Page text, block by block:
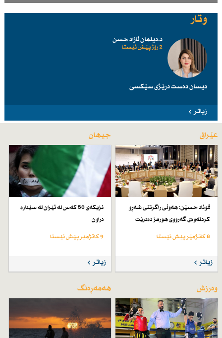
وتار
د.دیلمان ئازاد حسن
2 رۆژ پێش ئێستا
دیسان دەست درێژی سێكسی
زیاتر
عێراق
فوئاد حسێن: هەوڵی راگرتنی شەڕو
كردنەوەی گەرووی هورمز دەدرێت
8 کاتژمێر پێش ئێستا
زیاتر
جیهان
نزیكەی 50 كەس لە ئێران لە سێدارە
دراون
9 کاتژمێر پێش ئێستا
زیاتر
وەرزش هەمەڕەنگ